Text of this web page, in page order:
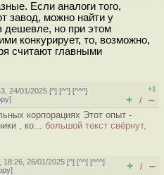
Если аналоги того,
завод, можно найти у
дешевле, но при этом
конкурирует, то, возможно,
считают главными
24/01/2025 [^] [^^] [^^^]
]
+1
+ / –
корпорациях Этот опыт -
, ко... большой текст свёрнут,
18:26, 26/01/2025 [^] [^^] [^^^]
] + / –